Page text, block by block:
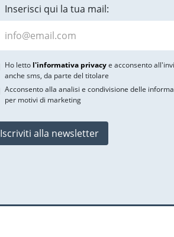
Inserisci qui la tua mail:
Ho letto l'informativa privacye acconsento
anche sms, da parte del titolare
Acconsento alla analisi e condivisione delle
per motivi di marketing
Iscriviti alla newsletter